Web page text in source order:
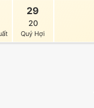
29
20
Quý Hợi